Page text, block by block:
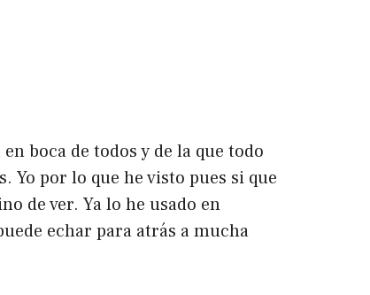
boca de todos y de la que todo
Yo por lo que he visto pues si que
de ver. Ya lo he usado en
echar para atrás a mucha